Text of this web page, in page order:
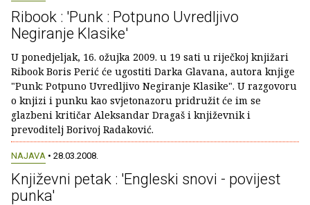
Ribook : 'Punk : Potpuno Uvredljivo
Negiranje Klasike'
U ponedjeljak, 16. ožujka 2009. u 19 sati u riječkoj knjižari
Ribook Boris Perić će ugostiti Darka Glavana, autora knjige
"Punk: Potpuno Uvredljivo Negiranje Klasike". U razgovoru
o knjizi i punku kao svjetonazoru pridružit će im se
glazbeni kritičar Aleksandar Dragaš i književnik i
prevoditelj Borivoj Radaković.
NAJAVA • 28.03.2008.
Književni petak : 'Engleski snovi - povijest
punka'